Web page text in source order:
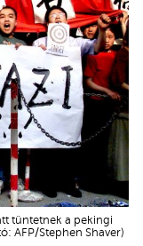
tüntetnek a pekingi
AFP/Stephen Shaver)